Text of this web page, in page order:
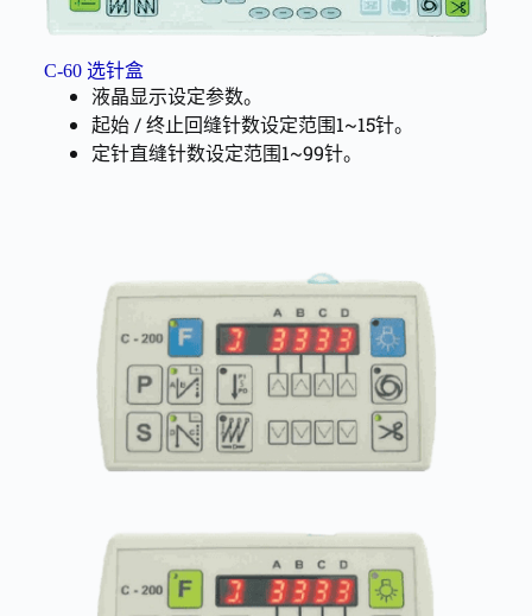
C-60 选针盒
液晶显示设定参数。
起始 / 终止回缝针数设定范围1~15针。
定针直缝针数设定范围1~99针。